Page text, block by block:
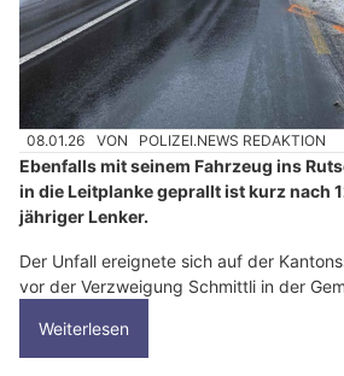
08.01.26 VON POLIZEI.NEWS REDAKTION
Ebenfalls mit seinem Fahrzeug ins
in die Leitplanke geprallt ist kurz nach
jähriger Lenker.
Der Unfall ereignete sich auf der
vor der Verzweigung Schmittli in der
Weiterlesen